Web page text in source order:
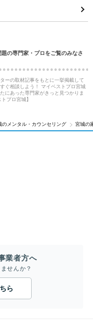
の専門家・プロをご覧のみなさ
ーの取材記事をもとに一挙掲載して
ぐ相談しよう！ マイベストプロ宮城
にあった専門家がきっと見つかりま
プロ宮城】
のメンタル・カウンセリング 宮城の
業者方へ
せんか？
ら